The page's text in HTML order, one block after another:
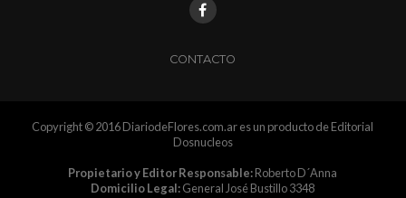
CONTACTO
Copyright © 2016 DiariodeFlores.com.ar es un producto de Editorial
Dosnucleos
Propietario y Editor Responsable:Roberto D´Anna
Domicilio Legal:General José Bustillo 3348